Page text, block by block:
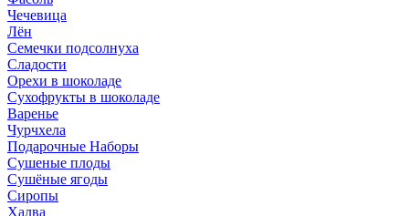
Чечевица
Лён
Семечки подсолнуха
Сладости
Орехи в шоколаде
Сухофрукты в шоколаде
Варенье
Чурчхела
Подарочные Наборы
Cушеные плоды
Сушёные ягоды
Сиропы
Халва